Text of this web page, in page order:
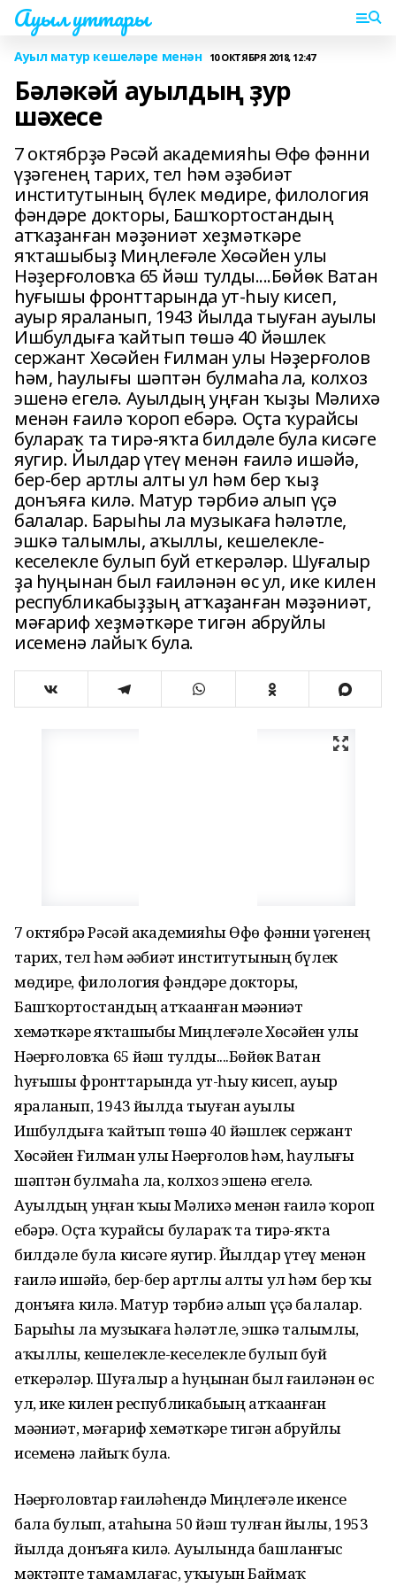
Ауыл уттары
Ауыл матур кешеләре менән 10 ОКТЯБРЯ 2018, 12:47
Бәләкәй ауылдың ҙур
шәхесе
7 октябрҙә Рәсәй академияһы Өфө фәнни
үҙәгенең тарих, тел һәм әҙәбиәт
институтының бүлек мөдире, филология
фәндәре докторы, Башҡортостандың
атҡаҙанған мәҙәниәт хеҙмәткәре
яҡташыбыҙ Миңлеғәле Хөсәйен улы
Нәҙерғоловҡа 65 йәш тулды....Бөйөк Ватан
һуғышы фронттарында ут-һыу кисеп,
ауыр яраланып, 1943 йылда тыуған ауылы
Ишбулдыға ҡайтып төшә 40 йәшлек
сержант Хөсәйен Ғилман улы Нәҙерғолов
һәм, һаулығы шәптән булмаһа ла, колхоз
эшенә егелә. Ауылдың уңған ҡыҙы Мәлихә
менән ғаилә ҡороп ебәрә. Оҫта ҡурайсы
булараҡ та тирә-яҡта билдәле була кисәге
яугир. Йылдар үтеү менән ғаилә ишәйә,
бер-бер артлы алты ул һәм бер ҡыҙ
донъяға килә. Матур тәрбиә алып үҫә
балалар. Барыһы ла музыкаға һәләтле,
эшкә талымлы, аҡыллы, кешелекле-
кеселекле булып буй еткерәләр. Шуғалыр
ҙа һуңынан был ғаиләнән өс ул, ике килен
республикабыҙҙың атҡаҙанған мәҙәниәт,
мәғариф хеҙмәткәре тигән абруйлы
исеменә лайыҡ була.
7 октябрҙә Рәсәй академияһы Өфө фәнни үҙәгенең
тарих, тел һәм әҙәбиәт институтының бүлек
мөдире, филология фәндәре докторы,
Башҡортостандың атҡаҙанған мәҙәниәт
хеҙмәткәре яҡташыбыҙ Миңлеғәле Хөсәйен улы
Нәҙерғоловҡа 65 йәш тулды....Бөйөк Ватан
һуғышы фронттарында ут-һыу кисеп, ауыр
яраланып, 1943 йылда тыуған ауылы
Ишбулдыға ҡайтып төшә 40 йәшлек сержант
Хөсәйен Ғилман улы Нәҙерғолов һәм, һаулығы
шәптән булмаһа ла, колхоз эшенә егелә.
Ауылдың уңған ҡыҙы Мәлихә менән ғаилә ҡороп
ебәрә. Оҫта ҡурайсы булараҡ та тирә-яҡта
билдәле була кисәге яугир. Йылдар үтеү менән
ғаилә ишәйә, бер-бер артлы алты ул һәм бер ҡыҙ
донъяға килә. Матур тәрбиә алып үҫә балалар.
Барыһы ла музыкаға һәләтле, эшкә талымлы,
аҡыллы, кешелекле-кеселекле булып буй
еткерәләр. Шуғалыр ҙа һуңынан был ғаиләнән өс
ул, ике килен республикабыҙҙың атҡаҙанған
мәҙәниәт, мәғариф хеҙмәткәре тигән абруйлы
исеменә лайыҡ була.
Нәҙерғоловтар ғаиләһендә Миңлеғәле икенсе
бала булып, атаһына 50 йәш тулған йылы, 1953
йылда донъяға килә. Ауылында башланғыс
мәктәпте тамамлағас, уҡыуын Баймаҡ